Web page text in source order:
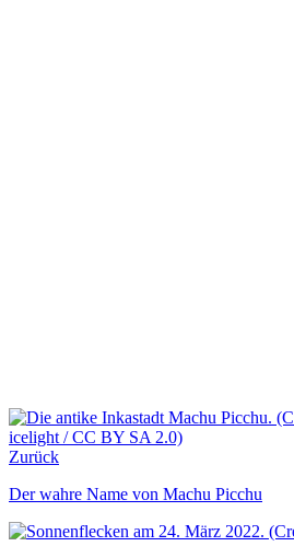
Zurück
Der wahre Name von Machu Picchu